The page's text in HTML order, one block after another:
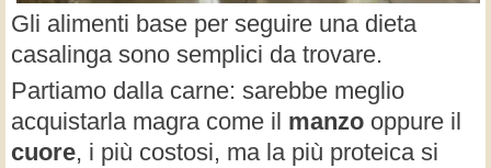
Gli alimenti base per seguire una dieta
casalinga sono semplici da trovare.
Partiamo dalla carne: sarebbe meglio
acquistarla magra come il manzo oppure il
cuore, i più costosi, ma la più proteica si